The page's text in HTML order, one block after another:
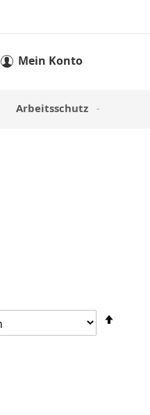
Mein Warenkorb
Mein Konto
Arbeitsschutz